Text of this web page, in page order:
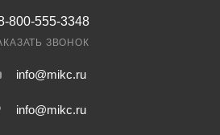
800-555-3348
ЗВОНОК
info@mikc.ru
info@mikc.ru